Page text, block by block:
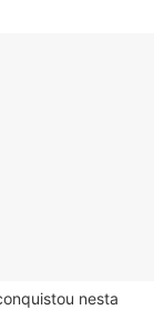
nesta